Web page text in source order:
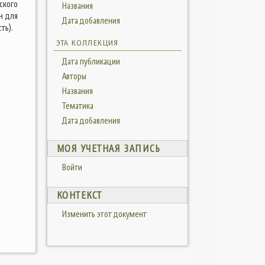
для
Названия
Дата добавления
ЭТА КОЛЛЕКЦИЯ
Дата публикации
Авторы
Названия
Тематика
Дата добавления
МОЯ УЧЕТНАЯ ЗАПИСЬ
Войти
КОНТЕКСТ
Изменить этот документ